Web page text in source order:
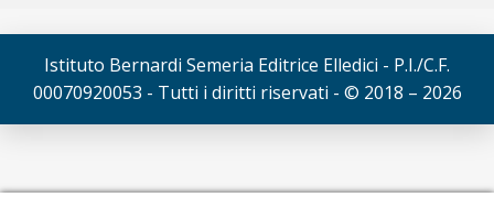
Istituto Bernardi Semeria Editrice Elledici - P.I./C.F.
00070920053 - Tutti i diritti riservati - © 2018 – 2026